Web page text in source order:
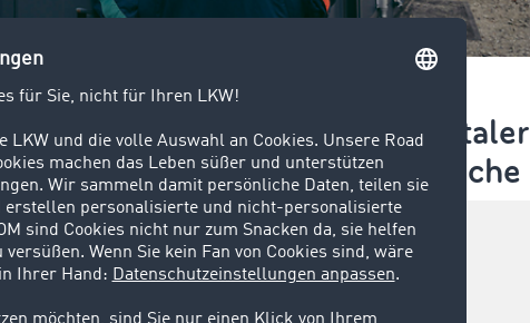
80% Zeitersparnis dank digitaler
Leerfahrten dank Umkreissuche
verdanken wir auf Prozessebene 80
System und seinen Schnittstellen unsere